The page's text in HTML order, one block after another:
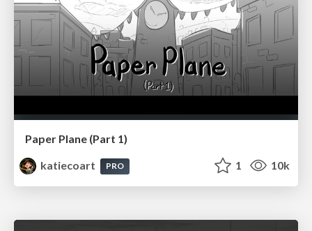
Paper Plane (Part 1)
katiecoart
PRO 1 10k